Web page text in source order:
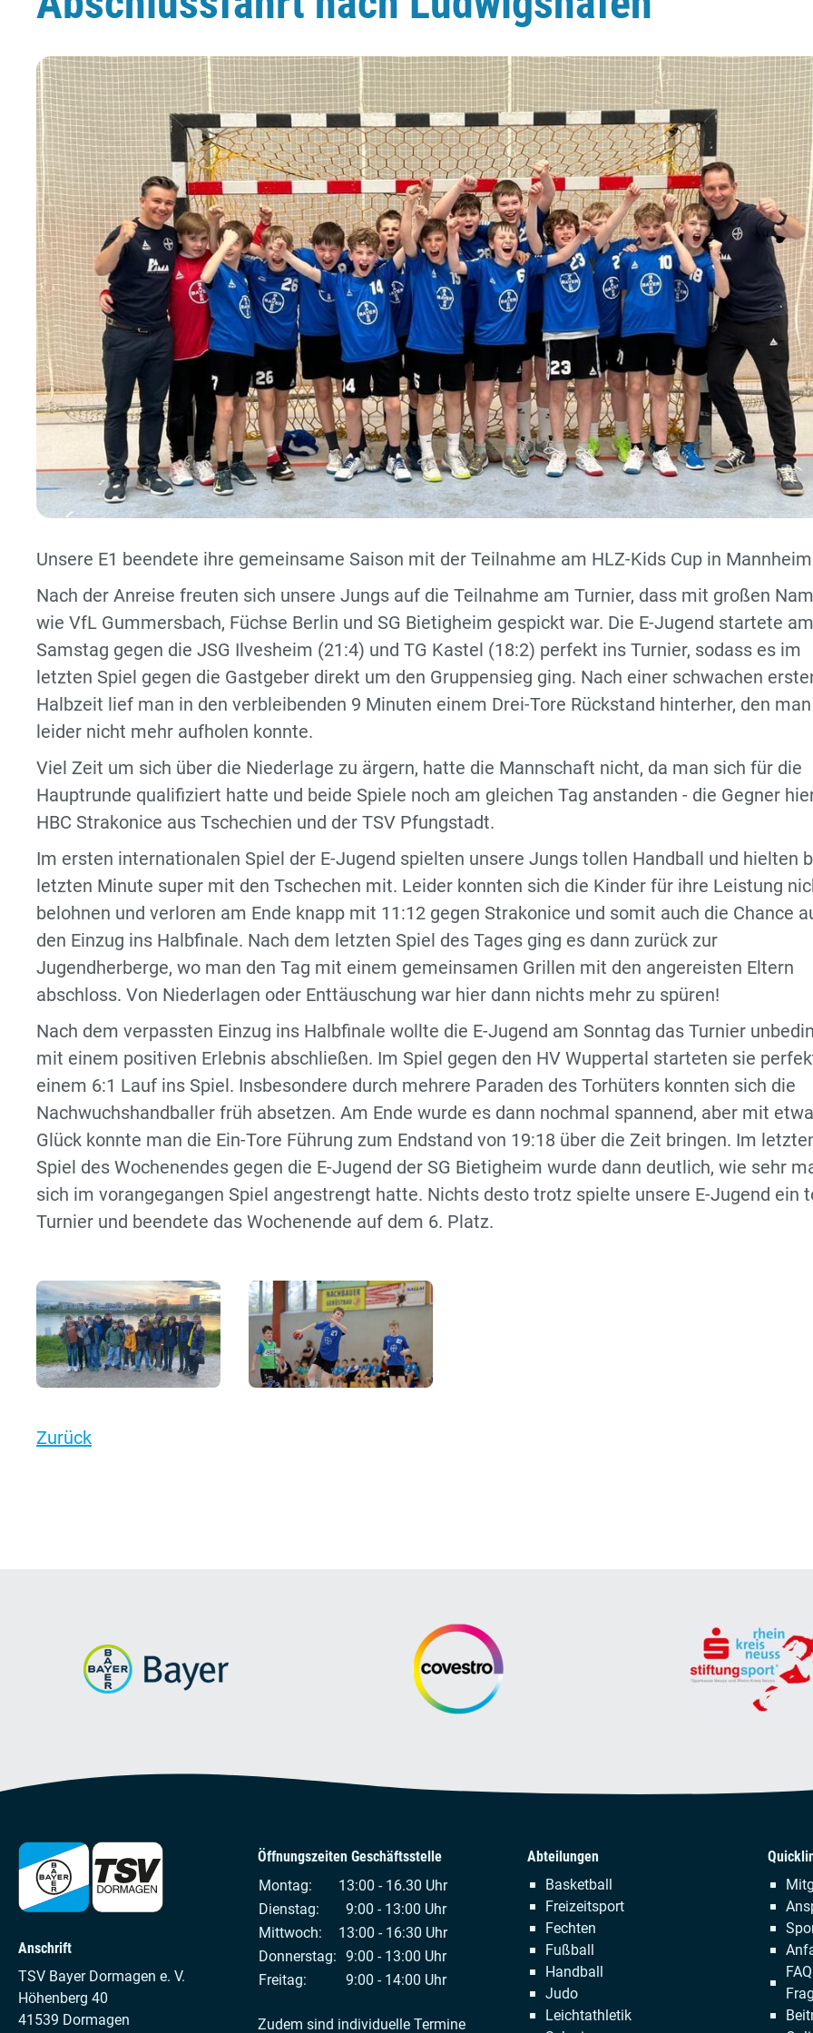
Unsere E1 beendete ihre gemeinsame Saison mit der Teilnahme am HLZ-Kids Cup in
Nach der Anreise freuten sich unsere Jungs auf die Teilnahme am Turnier, dass mit großen
wie VfL Gummersbach, Füchse Berlin und SG Bietigheim gespickt war. Die E-Jugend startete am
Samstag gegen die JSG Ilvesheim (21:4) und TG Kastel (18:2) perfekt ins Turnier, sodass es im
letzten Spiel gegen die Gastgeber direkt um den Gruppensieg ging. Nach einer schwachen
Halbzeit lief man in den verbleibenden 9 Minuten einem Drei-Tore Rückstand hinterher, den man
leider nicht mehr aufholen konnte.
Viel Zeit um sich über die Niederlage zu ärgern, hatte die Mannschaft nicht, da man sich für die
Hauptrunde qualifiziert hatte und beide Spiele noch am gleichen Tag anstanden - die Gegner
HBC Strakonice aus Tschechien und der TSV Pfungstadt.
Im ersten internationalen Spiel der E-Jugend spielten unsere Jungs tollen Handball und hielten
letzten Minute super mit den Tschechen mit. Leider konnten sich die Kinder für ihre Leistung
belohnen und verloren am Ende knapp mit 11:12 gegen Strakonice und somit auch die Chance
den Einzug ins Halbfinale. Nach dem letzten Spiel des Tages ging es dann zurück zur
Jugendherberge, wo man den Tag mit einem gemeinsamen Grillen mit den angereisten Eltern
abschloss. Von Niederlagen oder Enttäuschung war hier dann nichts mehr zu spüren!
Nach dem verpassten Einzug ins Halbfinale wollte die E-Jugend am Sonntag das Turnier
mit einem positiven Erlebnis abschließen. Im Spiel gegen den HV Wuppertal starteten sie
einem 6:1 Lauf ins Spiel. Insbesondere durch mehrere Paraden des Torhüters konnten sich die
Nachwuchshandballer früh absetzen. Am Ende wurde es dann nochmal spannend, aber mit
Glück konnte man die Ein-Tore Führung zum Endstand von 19:18 über die Zeit bringen. Im
Spiel des Wochenendes gegen die E-Jugend der SG Bietigheim wurde dann deutlich, wie sehr
sich im vorangegangen Spiel angestrengt hatte. Nichts desto trotz spielte unsere E-Jugend ein
Turnier und beendete das Wochenende auf dem 6. Platz.
Zurück
Anschrift
TSV Bayer Dormagen e. V.
Höhenberg 40
41539 Dormagen
Öffnungszeiten Geschäftsstelle
Montag:
13:00 - 16.30 Uhr
Dienstag:
9:00 - 13:00 Uhr
Mittwoch:
13:00 - 16:30 Uhr
Donnerstag: 9:00 - 13:00 Uhr
Freitag:
9:00 - 14:00 Uhr
Zudem sind individuelle Termine
Abteilungen
Navigation
überspringen
Basketball
Freizeitsport
Fechten
Fußball
Handball
Judo
Leichtathletik